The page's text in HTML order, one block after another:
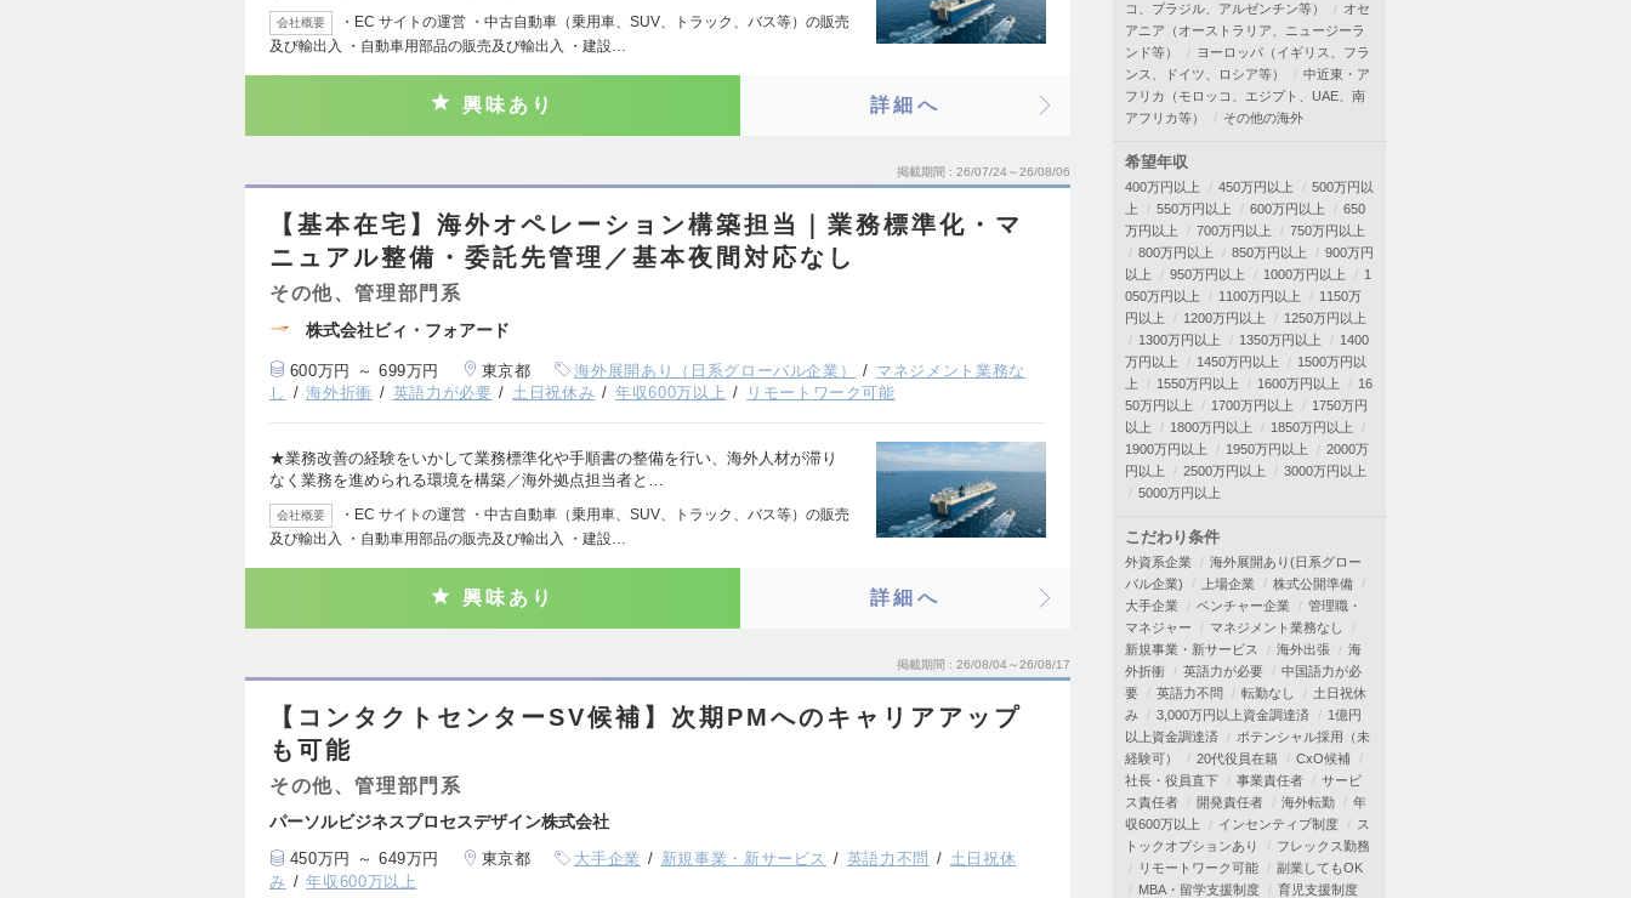
会社概要
・EC サイトの運営 ・中古自動車（乗用車、SUV、トラック、バス等）の販売
及び輸出入 ・自動車用部品の販売及び輸出入 ・建設…
興味あり 詳細へ
掲載期間 26/07/24～26/08/06
【基本在宅】海外オペレーション構築担当｜業務標準化・マ
ニュアル整備・委託先管理／基本夜間対応なし
その他、管理部門系
株式会社ビィ・フォアード
600万円 ～ 699万円 東京都 海外展開あり（日系グローバル企業）
マネジメント業務な
し
海外折衝 英語力が必要 土日祝休み 年収600万以上 リモートワーク可能
★業務改善の経験をいかして業務標準化や手順書の整備を行い、海外人材が滞り
なく業務を進められる環境を構築／海外拠点担当者と…
会社概要
・EC サイトの運営 ・中古自動車（乗用車、SUV、トラック、バス等）の販売
及び輸出入 ・自動車用部品の販売及び輸出入 ・建設…
興味あり 詳細へ
掲載期間 26/08/04～26/08/17
【コンタクトセンターSV候補】次期PMへのキャリアアップ
も可能
その他、管理部門系
パーソルビジネスプロセスデザイン株式会社
450万円 ～ 649万円 東京都 大手企業 新規事業・新サービス 英語力不問
土日祝休
み
年収600万以上
コ、ブラジル、アルゼンチン等）
オセ
アニア（オーストラリア、ニュージーラ
ンド等）
ヨーロッパ（イギリス、フラ
ンス、ドイツ、ロシア等）
中近東・ア
フリカ（モロッコ、エジプト、UAE、南
アフリカ等）
その他の海外
希望年収
400万円以上 450万円以上
500万円以
上
550万円以上 600万円以上
650
万円以上
700万円以上
750万円以上
800万円以上
850万円以上
900万円
以上
950万円以上 1000万円以上
1
050万円以上
1100万円以上
1150万
円以上
1200万円以上
1250万円以上
1300万円以上
1350万円以上
1400
万円以上
1450万円以上
1500万円以
上
1550万円以上 1600万円以上
16
50万円以上
1700万円以上
1750万円
以上
1800万円以上
1850万円以上
1900万円以上
1950万円以上
2000万
円以上
2500万円以上
3000万円以上
5000万円以上
こだわり条件
外資系企業
海外展開あり(日系グロー
バル企業)
上場企業
株式公開準備
大手企業
ベンチャー企業
管理職・
マネジャー
マネジメント業務なし
新規事業・新サービス
海外出張
海
外折衝
英語力が必要
中国語力が必
要
英語力不問 転勤なし
土日祝休
み
3,000万円以上資金調達済
1億円
以上資金調達済
ポテンシャル採用（未
経験可）
20代役員在籍
CxO候補
社長・役員直下
事業責任者
サービ
ス責任者
開発責任者 海外転勤
年
収600万以上
インセンティブ制度
ス
トックオプションあり
フレックス勤務
リモートワーク可能
副業してもOK
MBA・留学支援制度
育児支援制度